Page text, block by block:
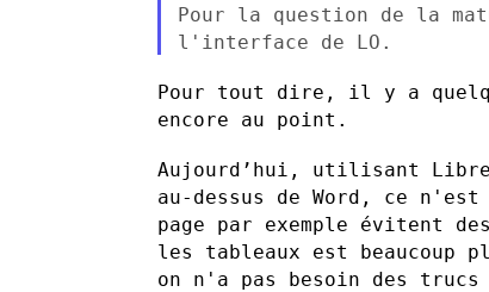
Pour la question de la
l'interface de LO.
Pour tout dire, il y a
encore au point.
Aujourd’hui, utilisant
au-dessus de Word, ce
page par exemple évitent
les tableaux est beaucoup
on n'a pas besoin des trucs